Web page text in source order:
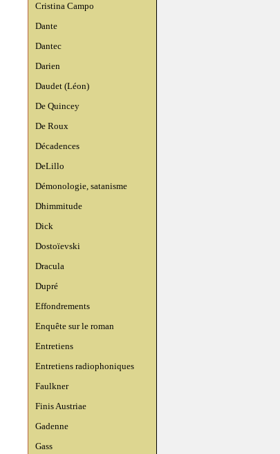
Cristina Campo
Dante
Dantec
Darien
Daudet (Léon)
De Quincey
De Roux
Décadences
DeLillo
Démonologie, satanisme
Dhimmitude
Dick
Dostoïevski
Dracula
Dupré
Effondrements
Enquête sur le roman
Entretiens
Entretiens radiophoniques
Faulkner
Finis Austriae
Gadenne
Gass